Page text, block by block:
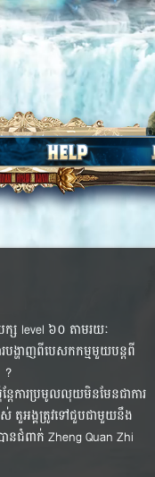
ស​ level ៦០ តាម​រយៈ​
បង្ហាញ​ពី​បេសកកម្ម​មួយ​បន្ត​ពី​
?
ែ​ការ​ប្រមូល​លុយ​មិន​មែន​ជា​ការ​
ស់​ តួអង្គ​ត្រូវ​ទៅ​ជួប​ជាមួយ​នឹង​
ន​ជំពាក់​ Zheng Quan Zhi